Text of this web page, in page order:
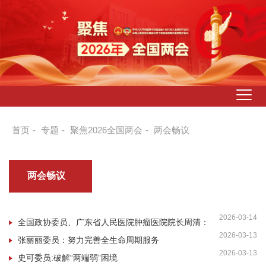
首页 - 专题 - 聚焦2026全国两会 - 两会畅议
两会畅议
2026-03-14
全国政协委员、广东省人民医院肿瘤医院院长周清：
夯实作为立身之本的线下医疗
2026-03-13
张丽丽委员：努力完善全生命周期服务
2026-03-13
史可委员:破解“两端弱”困境